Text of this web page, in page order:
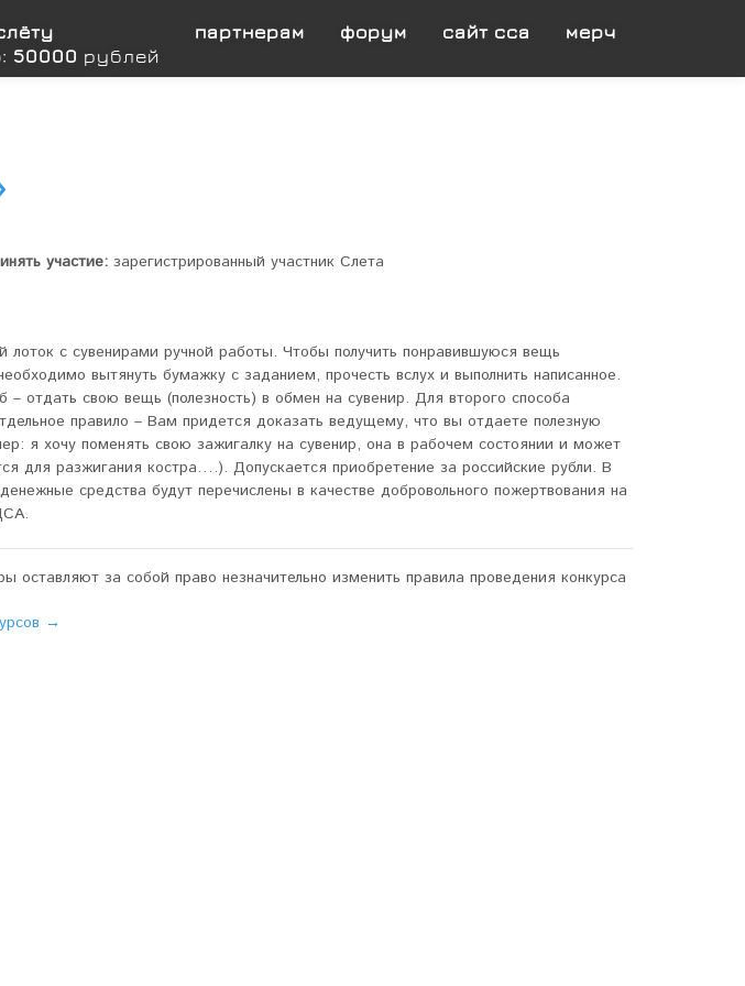
50000 рублей
партнерам форум сайт сса мерч
участие: зарегистрированный участник Слета
лоток с сувенирами ручной работы. Чтобы получить понравившуюся вещь
вытянуть бумажку с заданием, прочесть вслух и выполнить написанное.
– отдать свою вещь (полезность) в обмен на сувенир. Для второго способа
правило – Вам придется доказать ведущему, что вы отдаете полезную
я хочу поменять свою зажигалку на сувенир, она в рабочем состоянии и может
для разжигания костра….). Допускается приобретение за российские рубли. В
средства будут перечислены в качестве добровольного пожертвования на
оставляют за собой право незначительно изменить правила проведения конкурса
→